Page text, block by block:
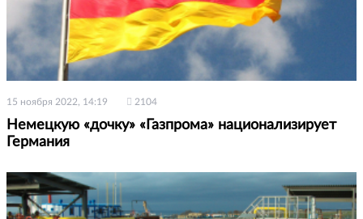
15 ноября 2022, 14:19 2104
Немецкую «дочку» «Газпрома» национализирует
Германия